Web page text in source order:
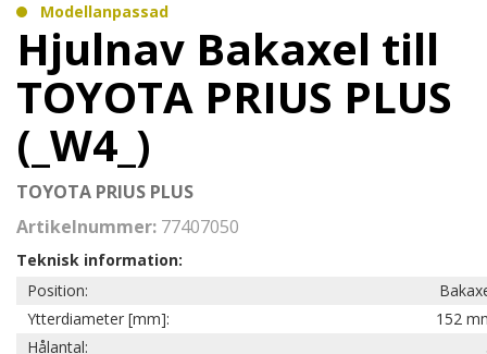
Modellanpassad
Hjulnav Bakaxel till
TOYOTA PRIUS PLUS
(_W4_)
TOYOTA PRIUS PLUS
Artikelnummer: 77407050
Teknisk information:
Position:
Ytterdiameter [mm]:
152
Hålantal: